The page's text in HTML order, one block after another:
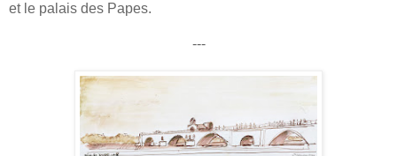
et le palais des Papes.
---